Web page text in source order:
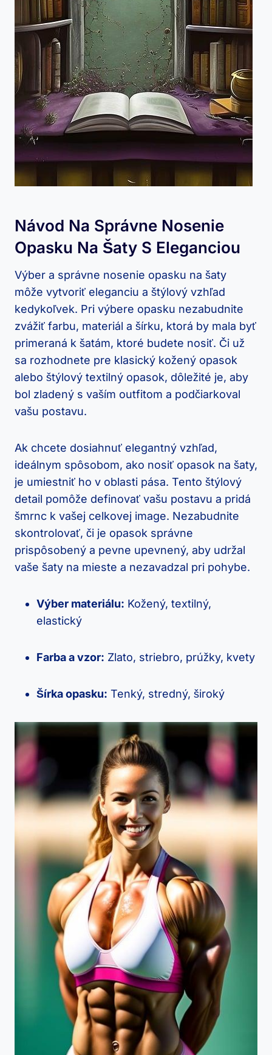
Návod Na Správne Nosenie
Opasku Na Šaty S Eleganciou
Výber a správne nosenie opasku na šaty
môže vytvoriť eleganciu a štýlový vzhľad
kedykoľvek. Pri výbere opasku nezabudnite
zvážiť farbu, materiál a šírku, ktorá by mala byť
primeraná k šatám, ktoré budete nosiť. Či už
sa rozhodnete pre klasický kožený opasok
alebo štýlový textilný opasok, dôležité je, aby
bol zladený s vaším outfitom a podčiarkoval
vašu postavu.
Ak chcete dosiahnuť elegantný vzhľad,
ideálnym spôsobom, ako nosiť opasok na šaty,
je umiestniť ho v oblasti pása. Tento štýlový
detail pomôže definovať vašu postavu a pridá
šmrnc k vašej celkovej image. Nezabudnite
skontrolovať, či je opasok správne
prispôsobený a pevne upevnený, aby udržal
vaše šaty na mieste a nezavadzal pri pohybe.
Výber materiálu: Kožený, textilný,
elastický
Farba a vzor: Zlato, striebro, prúžky, kvety
Šírka opasku: Tenký, stredný, široký